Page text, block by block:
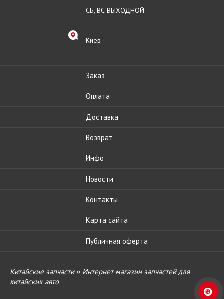
СБ, ВС ВЫХОДНОЙ
Киев
Заказ
Оплата
Доставка
Возврат
Инфо
Новости
Контакты
Карта сайта
Публичная оферта
Китайские запчасти›› Интернет магазин запчастей для
китайских авто